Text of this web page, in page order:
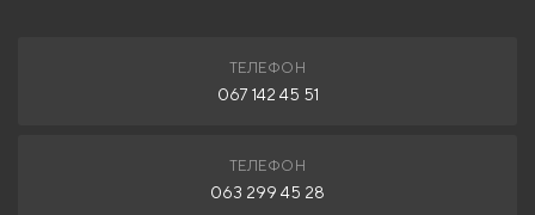
ТЕЛЕФОН
067 142 45 51
ТЕЛЕФОН
063 299 45 28